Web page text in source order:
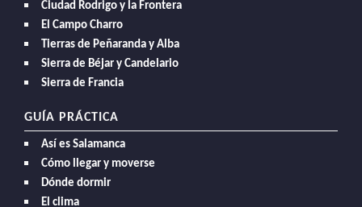
Ciudad Rodrigo y la Frontera
El Campo Charro
Tierras de Peñaranda y Alba
Sierra de Béjar y Candelario
Sierra de Francia
GUÍA PRÁCTICA
Así es Salamanca
Cómo llegar y moverse
Dónde dormir
El clima